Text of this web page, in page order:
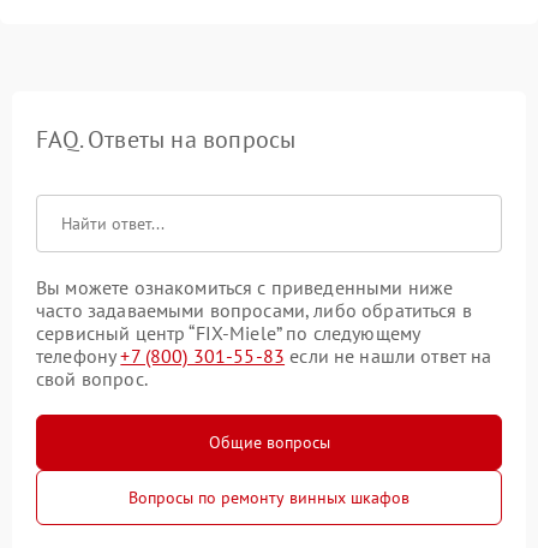
FAQ. Ответы на вопросы
Вы можете ознакомиться с приведенными ниже
часто задаваемыми вопросами, либо обратиться в
сервисный центр “FIX-Miele” по следующему
телефону+7 (800) 301-55-83 если не нашли ответ на
свой вопрос.
Общие вопросы
Вопросы по ремонту винных шкафов